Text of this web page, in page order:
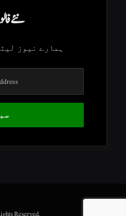
نئے
ہمارے نیوز